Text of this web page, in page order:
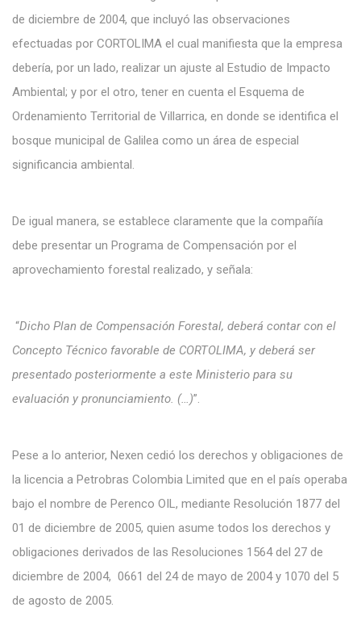
de diciembre de 2004, que incluyó las observaciones
efectuadas por CORTOLIMA el cual manifiesta que la empresa
debería, por un lado, realizar un ajuste al Estudio de Impacto
Ambiental; y por el otro, tener en cuenta el Esquema de
Ordenamiento Territorial de Villarrica, en donde se identifica el
bosque municipal de Galilea como un área de especial
significancia ambiental.
De igual manera, se establece claramente que la compañía
debe presentar un Programa de Compensación por el
aprovechamiento forestal realizado, y señala:
“Dicho Plan de Compensación Forestal, deberá contar con el
Concepto Técnico favorable de CORTOLIMA, y deberá ser
presentado posteriormente a este Ministerio para su
evaluación y pronunciamiento. (…)”.
Pese a lo anterior, Nexen cedió los derechos y obligaciones de
la licencia a Petrobras Colombia Limited que en el país operaba
bajo el nombre de Perenco OIL, mediante Resolución 1877 del
01 de diciembre de 2005, quien asume todos los derechos y
obligaciones derivados de las Resoluciones 1564 del 27 de
diciembre de 2004, 0661 del 24 de mayo de 2004 y 1070 del 5
de agosto de 2005.